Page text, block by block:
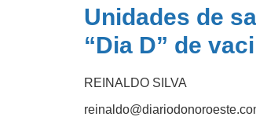
Unidades de
“Dia D” de
REINALDO SILVA